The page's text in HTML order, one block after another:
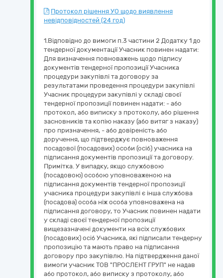
Протокол рішення УО щодо виявлення
невідповідностей (24 год)
1.Відповідно до вимоги п.3 частини 2 Додатку 1 до
тендерної документації Учасник повинен надати:
Для визначення повноважень щодо підпису
документів тендерної пропозиції Учасника
процедури закупівлі та договору за
результатами проведення процедури закупівлі
Учасник процедури закупівлі у складі своєї
тендерної пропозиції повинен надати: - або
протокол, або виписку з протоколу, або рішення
засновників та копію наказу (або витяг з наказу)
про призначення, - або довіреність або
доручення, що підтверджує повноваження
посадової (посадових) особи (осіб) учасника на
підписання документів пропозиції та договору.
Примітка. У випадку, якщо службовою
(посадовою) особою уповноваженою на
підписання документів тендерної пропозиції
учасника процедури закупівлі є інша службова
(посадова) особа ніж особа уповноважена на
підписання договору, то Учасник повинен надати
у складі своєї тендерної пропозиції
вищезазначені документи на всіх службових
(посадових) осіб Учасника, які підписали тендерну
пропозицію та мають право на підписання
договору про закупівлю. На підтвердження даної
вимоги учасник ТОВ "ПРОСЛЕНТ ГРУП" не надав
або протокол, або виписку з протоколу, або